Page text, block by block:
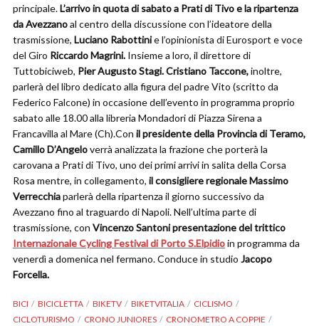
principale.L’arrivo in quota di sabato a Prati di Tivo e la ripartenza
da Avezzanoal centro della discussione con l’ideatore della
trasmissione, Luciano Rabottinie l’opinionista di Eurosport e voce
del Giro Riccardo Magrini. Insieme a loro, il direttore di
Tuttobiciweb, Pier Augusto Stagi. Cristiano Taccone,inoltre,
parlerà del libro dedicato alla figura del padre Vito (scritto da
Federico Falcone) in occasione dell’evento in programma proprio
sabato alle 18.00 alla libreria Mondadori di Piazza Sirena a
Francavilla al Mare (Ch).Con il presidente della Provincia di Teramo,
Camillo D’Angeloverrà analizzata la frazione che porterà la
carovana a Prati di Tivo, uno dei primi arrivi in salita della Corsa
Rosa mentre, in collegamento, il consigliere regionale Massimo
Verrecchiaparlerà della ripartenza il giorno successivo da
Avezzano fino al traguardo di Napoli. Nell’ultima parte di
trasmissione, con Vincenzo Santoni presentazione del trittico
Internazionale Cycling Festival di Porto S.Elpidioin programma da
venerdì a domenica nel fermano. Conduce in studio Jacopo
Forcella.
BICI BICICLETTA BIKETV BIKETVITALIA
CICLISMO
CICLOTURISMO
CRONO JUNIORES
CRONOMETRO A COPPIE